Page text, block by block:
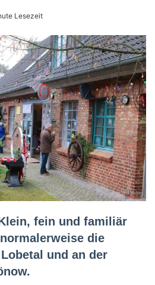
Lesezeit
fein und familiär
die
und an der